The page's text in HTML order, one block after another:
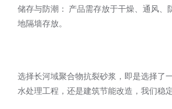
储存与防潮： 产品需存放于干燥、通风
地隔墙存放。
选择长河域聚合物抗裂砂浆，即是选择了
水处理工程，还是建筑节能改造，我们稳